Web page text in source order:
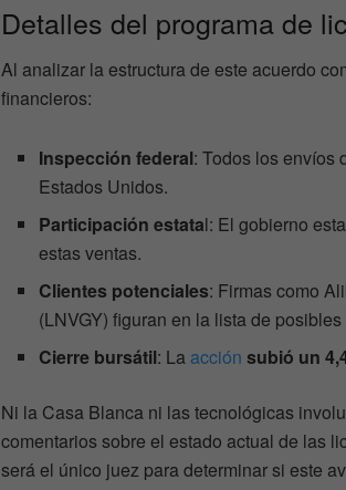
Detalles del programa de
Al analizar la estructura de este acuerdo
financieros:
Inspección federal: Todos los envíos
Estados Unidos.
Participación estatal: El gobierno
estas ventas.
Clientes potenciales: Firmas como
(LNVGY) figuran en la lista de
Cierre bursátil: La acción subió un
Ni la Casa Blanca ni las tecnológicas
comentarios sobre el estado actual de las
será el único juez para determinar si este